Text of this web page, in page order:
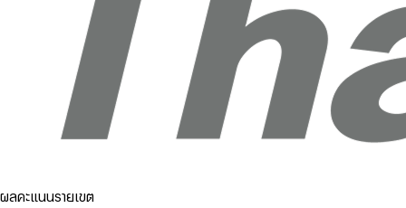
ผลคะแนนรายเขต